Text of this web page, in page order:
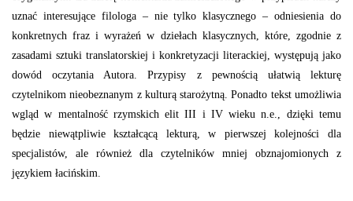
uznać interesujące filologa – nie tylko klasycznego – odniesienia do
konkretnych fraz i wyrażeń w dziełach klasycznych, które, zgodnie z
zasadami sztuki translatorskiej i konkretyzacji literackiej, występują jako
dowód oczytania Autora. Przypisy z pewnością ułatwią lekturę
czytelnikom nieobeznanym z kulturą starożytną. Ponadto tekst umożliwia
wgląd w mentalność rzymskich elit III i IV wieku n.e., dzięki temu
będzie niewątpliwie kształcącą lekturą, w pierwszej kolejności dla
specjalistów, ale również dla czytelników mniej obznajomionych z
językiem łacińskim.